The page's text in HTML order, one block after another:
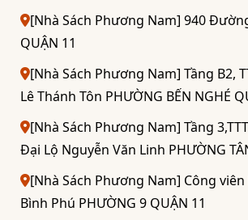
[Nhà Sách Phương Nam] 940
QUẬN 11
[Nhà Sách Phương Nam] Tầng B2,
Lê Thánh Tôn PHƯỜNG BẾN NGHÉ
[Nhà Sách Phương Nam] Tầng
Đại Lộ Nguyễn Văn Linh PHƯỜNG
[Nhà Sách Phương Nam] Công
Bình Phú PHƯỜNG 9 QUẬN 11